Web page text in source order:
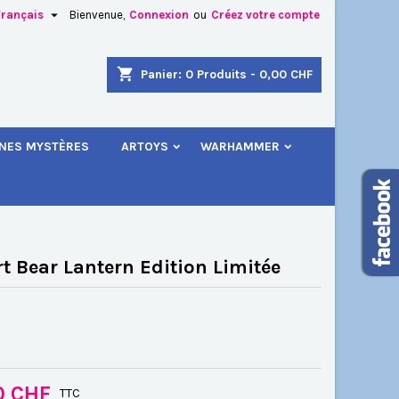
Bienvenue, Connexion ou Créez votre compte

shopping_cart Panier: 0 Produits - 0,00 CHF
MYSTÈRES ARTOYS WARHAMMER
Bear Lantern Edition Limitée
TTC